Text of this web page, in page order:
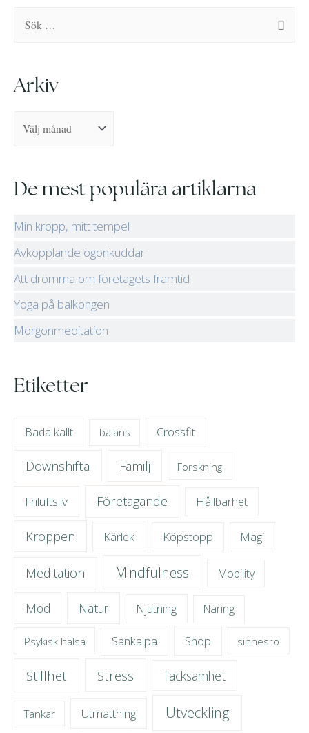
e
:
Arkiv
De mest populära artiklarna
Min kropp, mitt tempel
Avkopplande ögonkuddar
Att drömma om företagets framtid
Yoga på balkongen
Morgonmeditation
Etiketter
Bada kallt balans Crossfit
Downshifta Familj Forskning
Friluftsliv Företagande Hållbarhet
Kroppen Kärlek Köpstopp Magi
Meditation Mindfulness Mobility
Mod Natur Njutning Näring
Psykisk hälsa Sankalpa Shop sinnesro
Stillhet Stress Tacksamhet
Tankar Utmattning Utveckling